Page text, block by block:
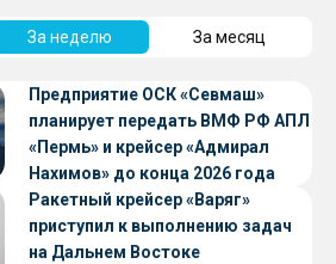
За неделю За месяц
Предприятие ОСК «Севмаш»
планирует передать ВМФ РФ АПЛ
«Пермь» и крейсер «Адмирал
Нахимов» до конца 2026 года
Ракетный крейсер «Варяг»
приступил к выполнению задач
на Дальнем Востоке